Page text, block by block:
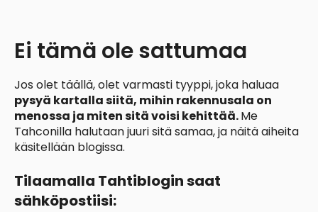
Ei tämä ole sattumaa
Jos olet täällä,olet varmasti tyyppi, joka haluaa
pysyä kartalla siitä, mihin rakennusala on
menossa ja miten sitä voisi kehittää.Me
Tahconilla halutaan juuri sitä samaa, ja näitä aiheita
käsitellään blogissa.
Tilaamalla Tahtiblogin saat
sähköpostiisi: